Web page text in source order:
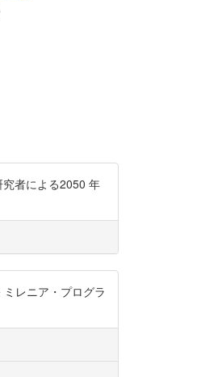
者による2050 年
レニア・プログラ